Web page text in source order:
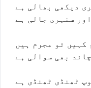
دیکھی بھالی ہے
سنہری جالی ہے
کہیں تو مجرم ہیں
بھی سوالی ہے
ٹھنڈی ٹھنڈی ہے